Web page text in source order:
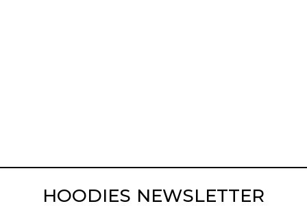
HOODIES NEWSLETTER